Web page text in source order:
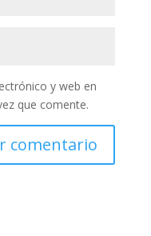
y web en
que comente.